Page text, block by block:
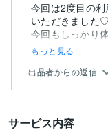
今回は2度目の
いただきました♡
今回もしっかり
まずはレイキヒー
もっと見る
出品者からの返信
サービス内容